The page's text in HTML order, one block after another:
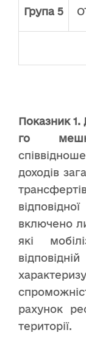
Група 5
Показник 1.
го
доходів
включено
які
рахунок
території.